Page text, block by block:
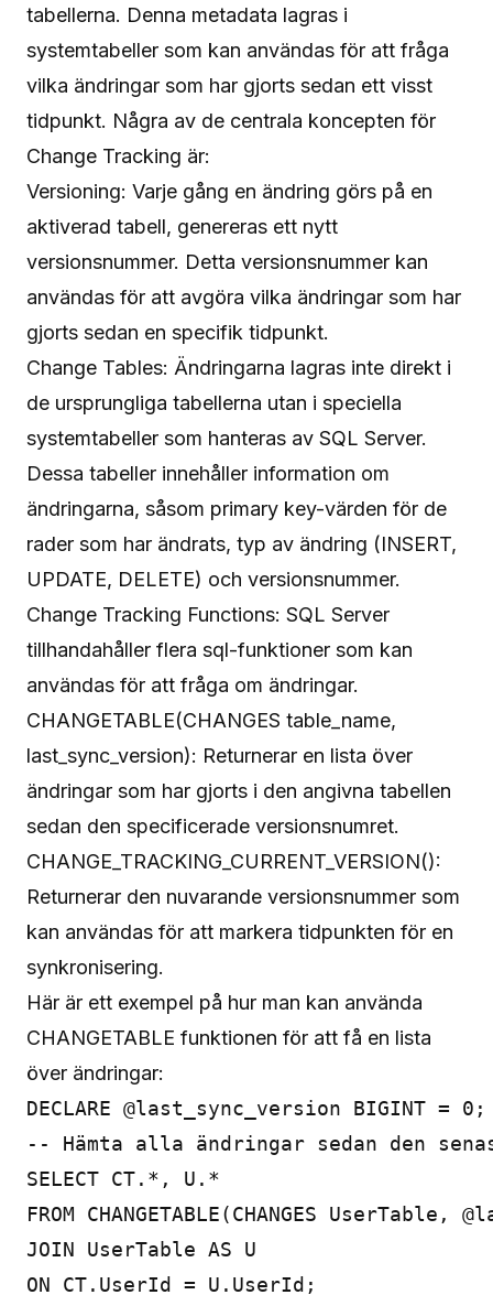
tabellerna. Denna metadata lagras i
systemtabeller som kan användas för att fråga
vilka ändringar som har gjorts sedan ett visst
tidpunkt. Några av de centrala koncepten för
Change Tracking är:
Versioning: Varje gång en ändring görs på en
aktiverad tabell, genereras ett nytt
versionsnummer. Detta versionsnummer kan
användas för att avgöra vilka ändringar som har
gjorts sedan en specifik tidpunkt.
Change Tables: Ändringarna lagras inte direkt i
de ursprungliga tabellerna utan i speciella
systemtabeller som hanteras av SQL Server.
Dessa tabeller innehåller information om
ändringarna, såsom primary key-värden för de
rader som har ändrats, typ av ändring (INSERT,
UPDATE, DELETE) och versionsnummer.
Change Tracking Functions: SQL Server
tillhandahåller flera sql-funktioner som kan
användas för att fråga om ändringar.
CHANGETABLE(CHANGES table_name,
last_sync_version): Returnerar en lista över
ändringar som har gjorts i den angivna tabellen
sedan den specificerade versionsnumret.
CHANGE_TRACKING_CURRENT_VERSION():
Returnerar den nuvarande versionsnummer som
kan användas för att markera tidpunkten för en
synkronisering.
Här är ett exempel på hur man kan använda
CHANGETABLE funktionen för att få en lista
över ändringar:
DECLARE @last_sync_version
-- Hämta alla ändringar sedan den
SELECT CT.*, U.*
FROM CHANGETABLE(CHANGES
JOIN UserTable AS U